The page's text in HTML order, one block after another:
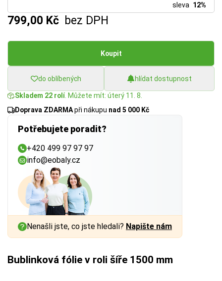
sleva 12%
799,00 Kč bez DPH
Koupit
do oblíbených hlídat dostupnost
Skladem 22 rolí. Můžete mít: úterý 11. 8.
Doprava ZDARMApři nákupu nad 5 000 Kč
Potřebujete poradit?
+420 499 97 97 97
info@eobaly.cz
Nenašli jste, co jste hledali? Napište nám
Bublinková fólie v roli šíře 1500 mm